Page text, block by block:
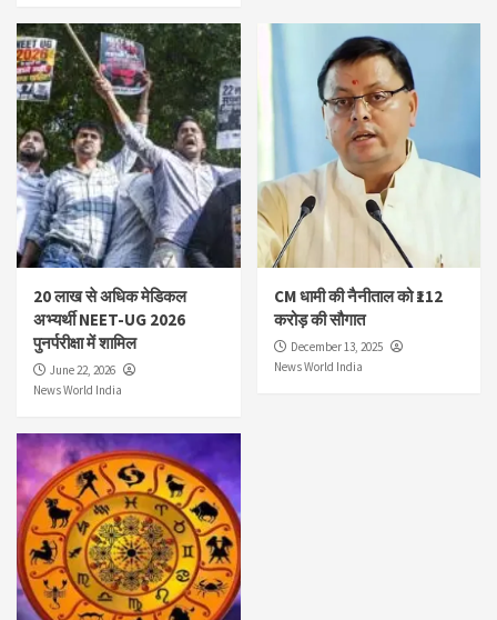
20 लाख से अधिक मेडिकल
अभ्यर्थी NEET-UG 2026
पुनर्परीक्षा में शामिल
June 22, 2026
News World India
CM धामी की नैनीताल को ₹112
करोड़ की सौगात
December 13, 2025
News World India